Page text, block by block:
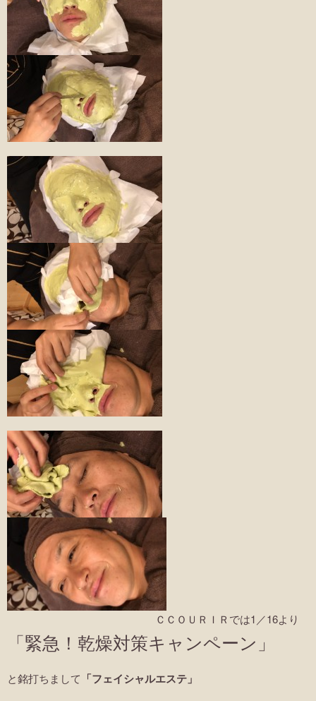
ＣＣＯＵＲＩＲでは1／16より
「緊急！乾燥対策キャンペーン」
と銘打ちまして 「フェイシャルエステ」